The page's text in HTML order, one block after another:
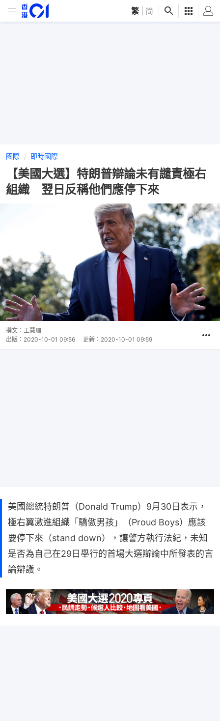
繁 简
國際 即時國際
【美國大選】特朗普辯論未有譴責極右
組織 翌日反稱他們應停下來
撰文： 王慧珊
出版： 2020-10-01 09:56 更新： 2020-10-01 09:59
美國總統特朗普（Donald Trump）9月30日表示，
極右翼激進組織「驕傲男孩」（Proud Boys）應該
要停下來（stand down），讓警方執行法紀，未知
是否為自己在29日舉行的首場大選辯論中所發表的言
論辯護。